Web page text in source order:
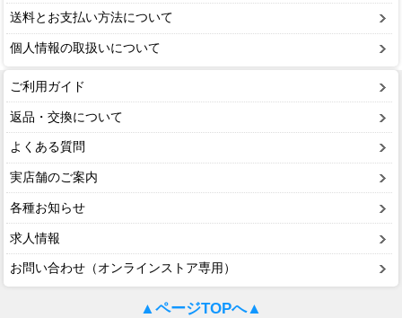
送料とお支払い方法について
個人情報の取扱いについて
ご利用ガイド
返品・交換について
よくある質問
実店舗のご案内
各種お知らせ
求人情報
お問い合わせ（オンラインストア専用）
▲ページTOPへ▲